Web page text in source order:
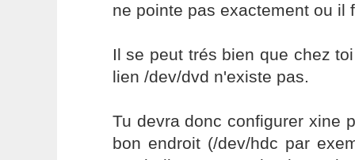
ne pointe pas exactement ou il
Il se peut trés bien que chez
lien /dev/dvd n'existe pas.
Tu devra donc configurer xine
bon endroit (/dev/hdc par